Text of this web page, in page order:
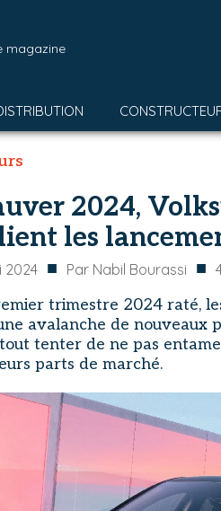
magazine
2024,
les
2024 ■ Par Nabil Bourassi ■
trimestre 2024 raté,
avalanche de nouveaux
tenter de ne pas
parts de marché.